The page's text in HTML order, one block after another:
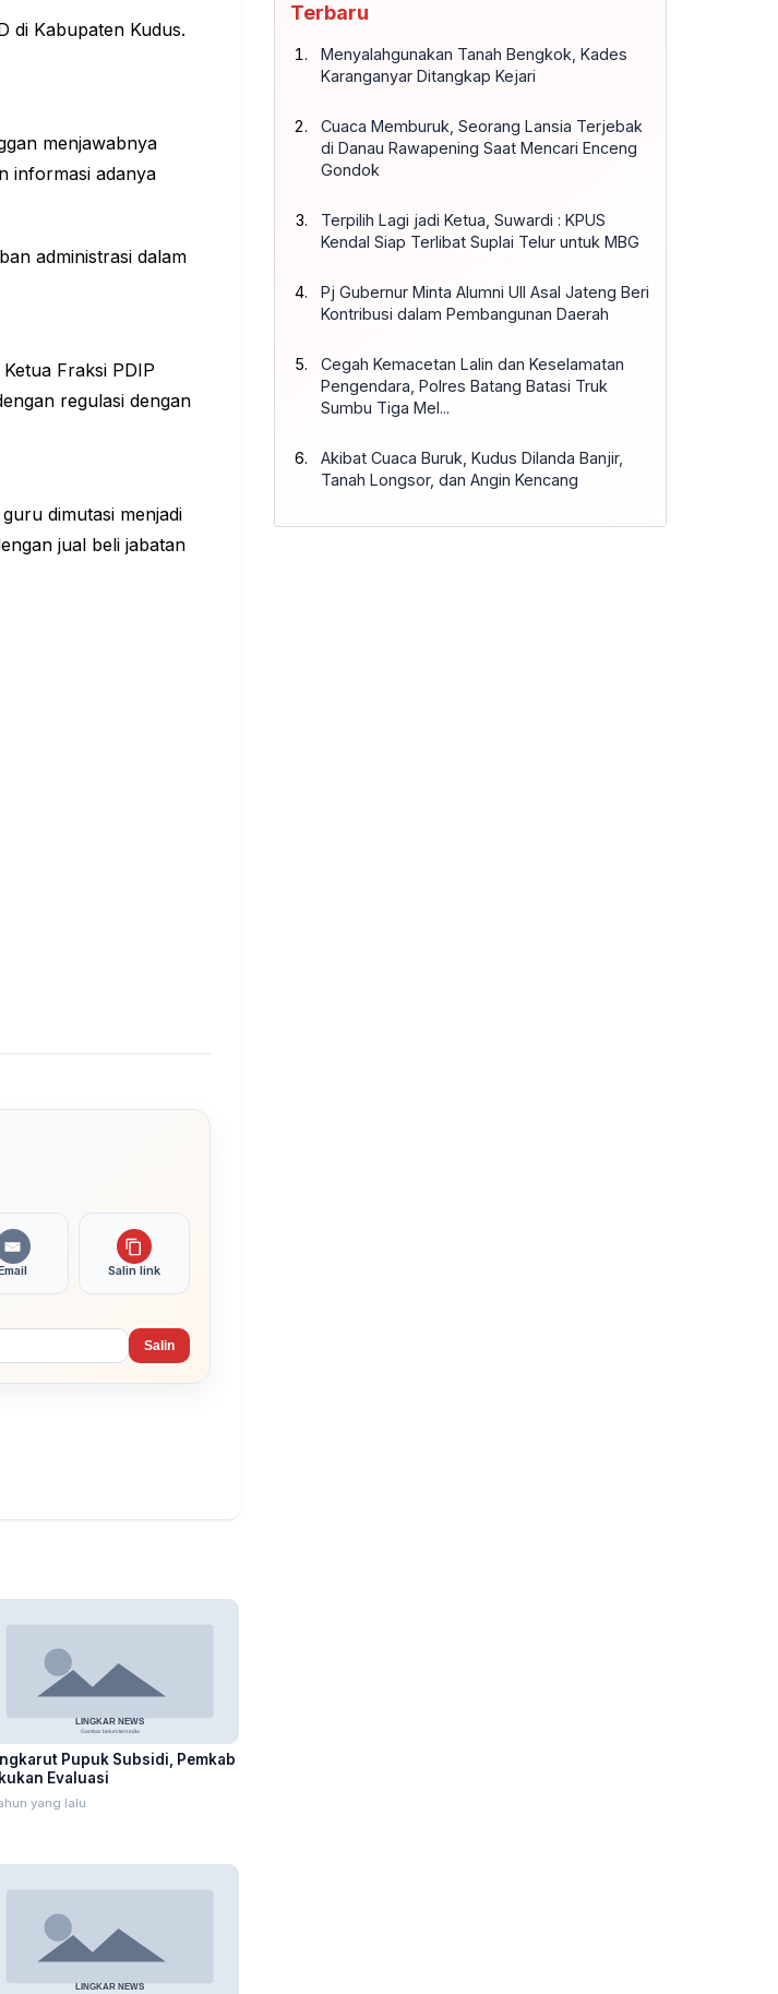
di Kabupaten Kudus.
menjawabnya
informasi adanya
administrasi dalam
Fraksi PDIP
regulasi dengan
dimutasi menjadi
jual beli jabatan
Salin link
Salin
Pupuk Subsidi, Pemkab
Evaluasi
yang lalu
Terbaru
Menyalahgunakan Tanah Bengkok, Kades
Karanganyar Ditangkap Kejari
Cuaca Memburuk, Seorang Lansia Terjebak
di Danau Rawapening Saat Mencari Enceng
Gondok
Terpilih Lagi jadi Ketua, Suwardi : KPUS
Kendal Siap Terlibat Suplai Telur untuk MBG
Pj Gubernur Minta Alumni UII Asal Jateng Beri
Kontribusi dalam Pembangunan Daerah
Cegah Kemacetan Lalin dan Keselamatan
Pengendara, Polres Batang Batasi Truk
Sumbu Tiga Mel...
Akibat Cuaca Buruk, Kudus Dilanda Banjir,
Tanah Longsor, dan Angin Kencang